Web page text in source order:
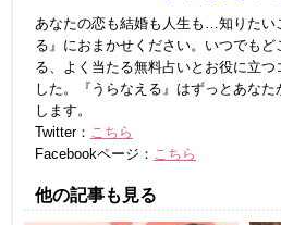
あなたの恋も結婚も人生も…知りたい
る』におまかせください。いつでもど
る、よく当たる無料占いとお役に立つ
した。『うらなえる』はずっとあな
します。
Twitter：
こちら
Facebookページ：
こちら
他の記事も見る